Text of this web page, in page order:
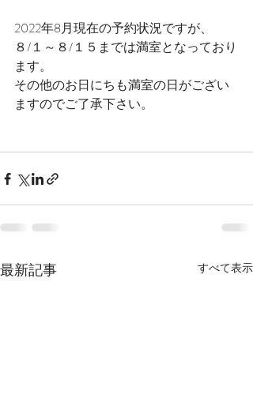
2022年8月現在の予約状況ですが、
８/１～８/１５までは満室となっており
ます。
その他のお日にちも満室の日がござい
ますのでご了承下さい。
最新記事 すべて表示